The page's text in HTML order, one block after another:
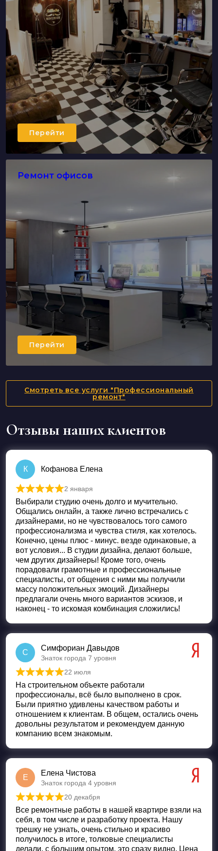
Перейти
Ремонт офисов
Перейти
Смотреть все услуги "Профессиональный
ремонт"
Отзывы наших клиентов
К Кофанова Елена
Оценка 5из 5
2 января
Выбирали студию очень долго и мучительно.
Общались онлайн, а также лично встречались с
дизайнерами, но не чувствовалось того самого
профессионализма и чувства стиля, как хотелось.
Конечно, цены плюс - минус. везде одинаковые, а
вот условия... В студии дизайна, делают больше,
чем других дизайнеры! Кроме того, очень
порадовали грамотные и профессиональные
специалисты, от общения с ними мы получили
массу положительных эмоций. Дизайнеры
предлагали очень много вариантов эскизов, и
наконец - то искомая комбинация сложились!
С
Симфориан Давыдов
Знаток города 7 уровня
Оценка5 из 5
22 июля
На строительном объекте работали
профессионалы, всё было выполнено в срок.
Были приятно удивлены качеством работы и
отношением к клиентам. В общем, остались очень
довольны результатом и рекомендуем данную
компанию всем знакомым.
Е
Елена Чистова
Знаток города 4 уровня
Оценка5 из 5
20 декабря
Все ремонтные работы в нашей квартире взяли на
себя, в том числе и разработку проекта. Нашу
трешку не узнать, очень стильно и красиво
получилось в итоге, толковые специалисты
делали, с большим опытом, это сразу видно. Цена